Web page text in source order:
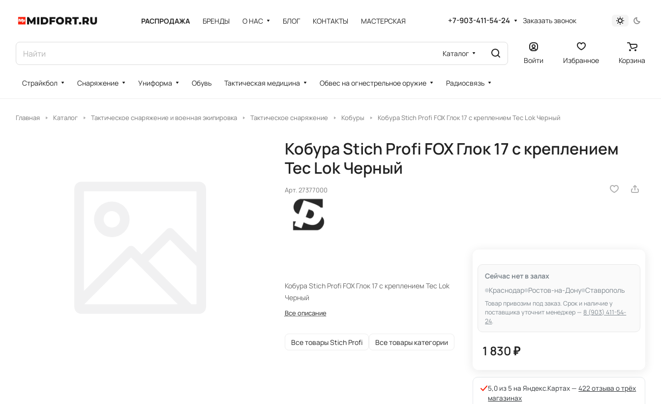
РАСПРОДАЖА БРЕНДЫ О НАС БЛОГ КОНТАКТЫ МАСТЕРСКАЯ +7-903-411-54-24 Заказать звонок
Каталог
Войти Избранное Корзина
Страйкбол Снаряжение Униформа Обувь Тактическая медицина Обвес на огнестрельное оружие Радиосвязь
Главная Каталог Тактическое снаряжение и военная экипировка Тактическое снаряжение Кобуры Кобура Stich Profi FOX Глок 17 с креплением Tec Lok Черный
Кобура Stich Profi FOX Глок 17 с креплением
Tec Lok Черный
Арт.27377000
Кобура Stich Profi FOX Глок 17 с креплением Tec Lok
Черный
Все описание
Все товары Stich Profi Все товары категории
Сейчас нет в залах
Краснодар Ростов-на-Дону Ставрополь
Товар привозим под заказ. Срок и наличие у
поставщика уточнит менеджер —8 (903) 411-54-
24.
1 830 ₽
5,0 из 5 на Яндекс.Картах —422 отзыва о трёх
магазинах